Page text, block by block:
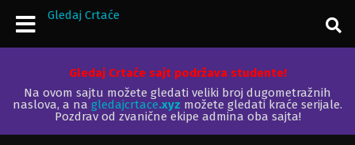
Gledaj Crtaće
Gledaj Crtaće sajt podržava studente!
Na ovom sajtu možete gledati veliki broj dugometražnih
naslova, a na gledajcrtace.xyz možete gledati kraće serijale.
Pozdrav od zvanične ekipe admina oba sajta!